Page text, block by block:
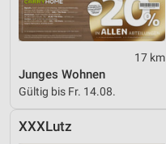
17 km
Junges Wohnen
Gültig bis Fr. 14.08.
XXXLutz